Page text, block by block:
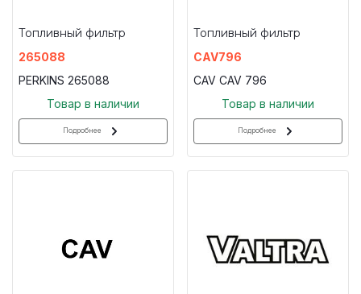
Топливный фильтр
265088
PERKINS 265088
Товар в наличии
Подробнее
Топливный фильтр
CAV796
CAV CAV 796
Товар в наличии
Подробнее